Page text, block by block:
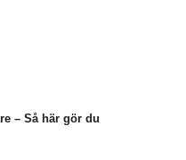
– Så här gör du